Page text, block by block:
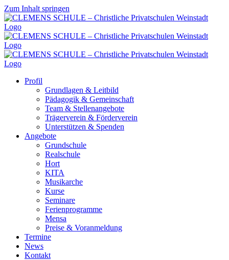
Zum Inhalt springen
Profil
Grundlagen & Leitbild
Pädagogik & Gemeinschaft
Team & Stellenangebote
Trägerverein & Förderverein
Unterstützen & Spenden
Angebote
Grundschule
Realschule
Hort
KITA
Musikarche
Kurse
Seminare
Ferienprogramme
Mensa
Preise & Voranmeldung
Termine
News
Kontakt